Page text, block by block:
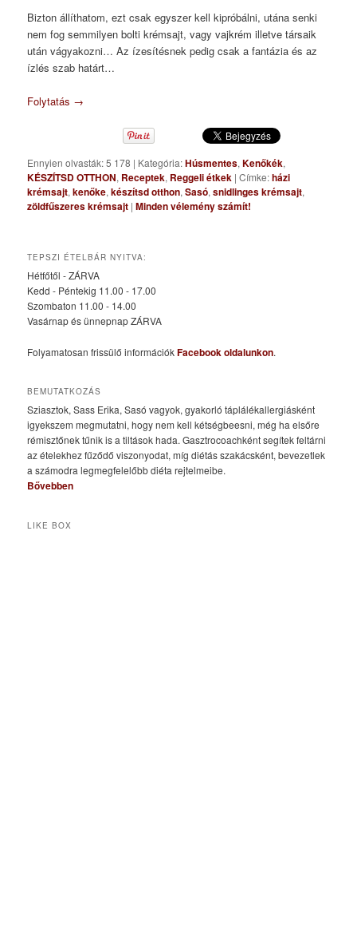
Bizton állíthatom, ezt csak egyszer kell kipróbálni, utána senki
nem fog semmilyen bolti krémsajt, vagy vajkrém illetve társaik
után vágyakozni… Az ízesítésnek pedig csak a fantázia és az
ízlés szab határt…
Folytatás →
Ennyien olvasták: 5 178 | Kategória:Húsmentes,Kenőkék,
KÉSZÍTSD OTTHON, Receptek, Reggeli étkek |Címke:házi
krémsajt,kenőke,készítsd otthon,Sasó,snidlinges krémsajt,
zöldfűszeres krémsajt |Minden vélemény számít!
TEPSZI ÉTELBÁR NYITVA:
Hétfőtől - ZÁRVA
Kedd - Péntekig 11.00 - 17.00
Szombaton 11.00 - 14.00
Vasárnap és ünnepnap ZÁRVA
Folyamatosan frissülő információkFacebook oldalunkon.
BEMUTATKOZÁS
Sziasztok, Sass Erika, Sasó vagyok, gyakorló táplálékallergiásként
igyekszem megmutatni, hogy nem kell kétségbeesni, még ha elsőre
rémisztőnek tűnik is a tiltások hada. Gasztrocoachként segítek feltárni
az ételekhez fűződő viszonyodat, míg diétás szakácsként, bevezetlek
a számodra legmegfelelőbb diéta rejtelmeibe.
Bővebben
LIKE BOX